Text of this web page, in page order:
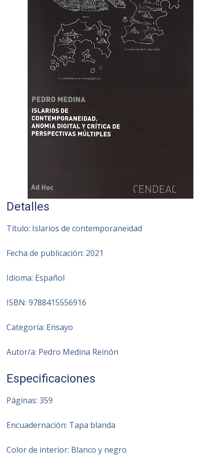
Detalles
Título: Islarios de contemporaneidad
Fecha de publicación: 2021
Idioma: Español
ISBN: 9788415556916
Categoría: Ensayo
Autor/a: Pedro Medina Reinón
Especificaciones
Páginas: 359
Encuadernación: Tapa blanda
Color de interior: Blanco y negro